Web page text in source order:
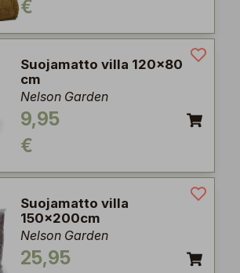
€
Suojamatto villa 120x80
cm
Nelson Garden
9,95
€
Suojamatto villa
150x200cm
Nelson Garden
25,95